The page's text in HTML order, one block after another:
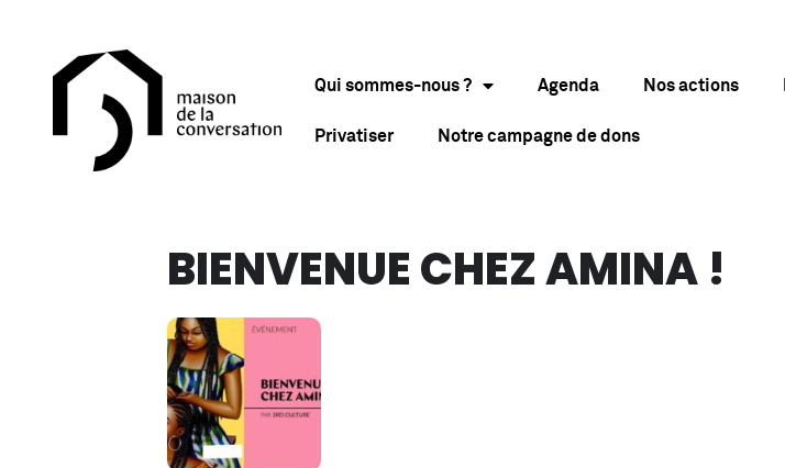
Qui sommes-nous ? Agenda Nos actions
Privatiser Notre campagne de dons
BIENVENUE CHEZ AMINA !